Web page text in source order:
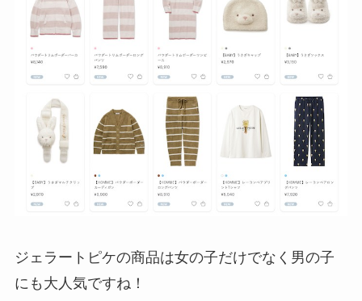
ジェラートピケの商品は女の子だけでなく男の子
にも大人気ですね！